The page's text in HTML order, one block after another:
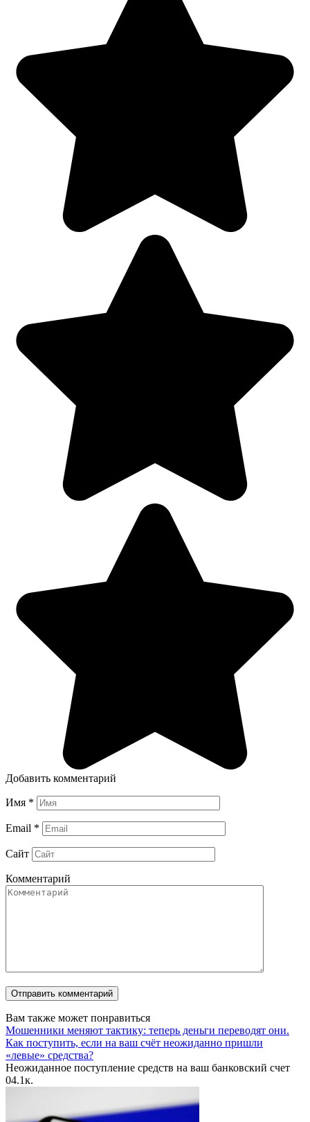
Добавить комментарий
Имя *
Email *
Сайт
Комментарий
Вам также может понравиться
Мошенники меняют тактику: теперь деньги переводят они.
Как поступить, если на ваш счёт неожиданно пришли
«левые» средства?
Неожиданное поступление средств на ваш банковский счет
04.1к.